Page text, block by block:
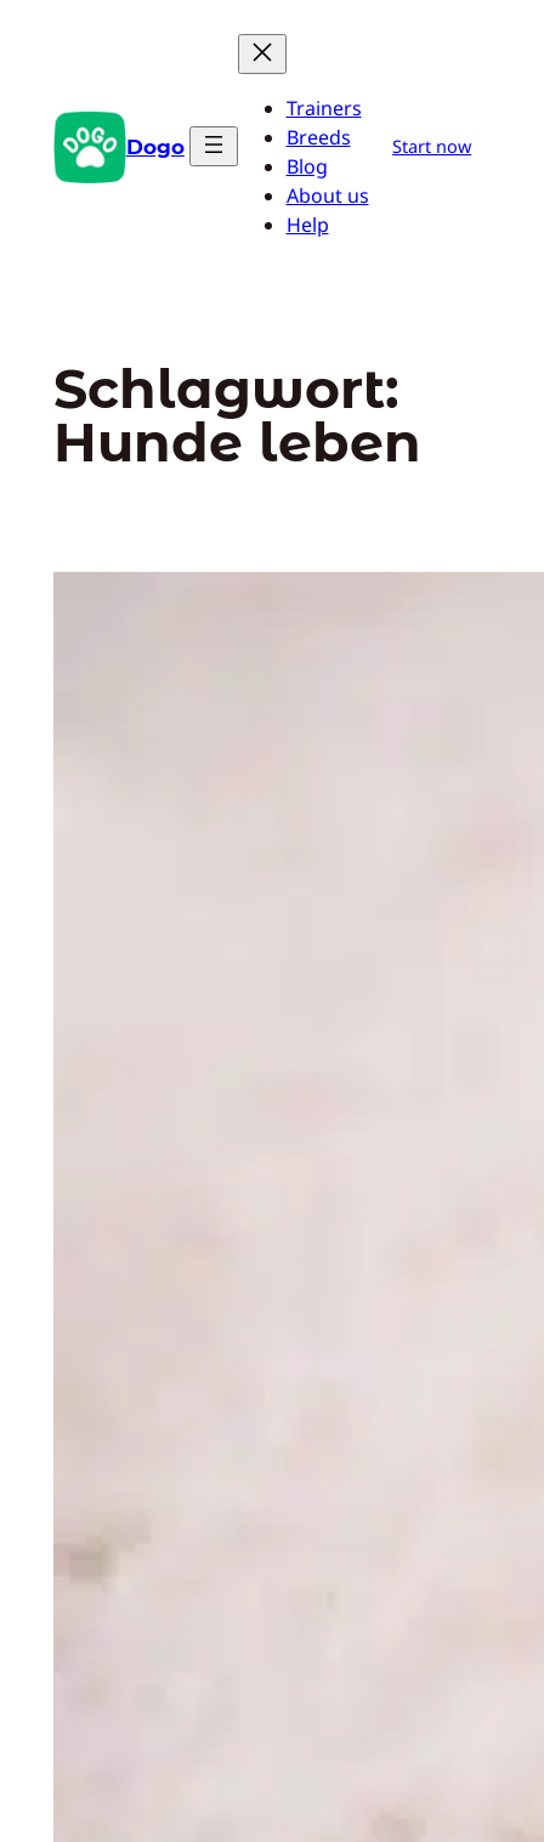
Dogo
Trainers
Breeds
Blog
About us
Help
Start now
Schlagwort:
Hunde leben